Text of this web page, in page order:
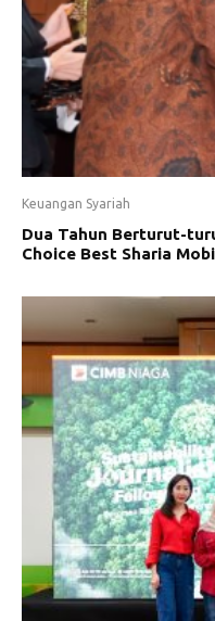
Keuangan Syariah
Dua Tahun Berturut-
Choice Best Sharia